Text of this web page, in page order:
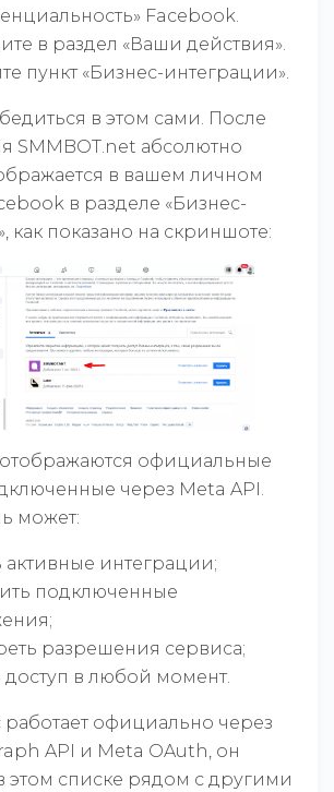
Facebook.
в раздел «Ваши действия».
пункт «Бизнес-интеграции».
в этом сами. После
SMMBOT.net абсолютно
в вашем личном
в разделе «Бизнес-
как показано на скриншоте:
официальные
через Meta API.
может:
активные интеграции;
подключенные
разрешения сервиса;
доступ в любой момент.
работает официально через
API и Meta OAuth, он
этом списке рядом с другими